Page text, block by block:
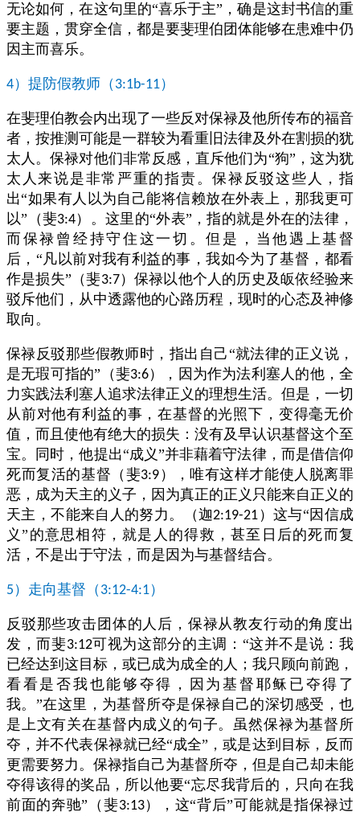
无论如何，在这句里的“喜乐于主”，确是这封书信的重
要主题，贯穿全信，都是要斐理伯团体能够在患难中仍
因主而喜乐。
4）提防假教师（ 3:1b-11）
在斐理伯教会内出现了一些反对保禄及他所传布的福音
者，按推测可能是一群较为看重旧法律及外在割损的犹
太人。保禄对他们非常反感，直斥他们为“狗”，这为犹
太人来说是非常严重的指责。保禄反驳这些人，指
出“如果有人以为自己能将信赖放在外表上，那我更可
以”（斐3:4）。这里的“外表”，指的就是外在的法律，
而保禄曾经持守住这一切。但是，当他遇上基督
后，“凡以前对我有利益的事，我如今为了基督，都看
作是损失”（斐3:7）保禄以他个人的历史及皈依经验来
驳斥他们，从中透露他的心路历程，现时的心态及神修
取向。
保禄反驳那些假教师时，指出自己“就法律的正义说，
是无瑕可指的”（斐3:6），因为作为法利塞人的他，全
力实践法利塞人追求法律正义的理想生活。但是，一切
从前对他有利益的事，在基督的光照下，变得毫无价
值，而且使他有绝大的损失：没有及早认识基督这个至
宝。同时，他提出“成义”并非藉着守法律，而是借信仰
死而复活的基督（斐3:9 ），唯有这样才能使人脱离罪
恶，成为天主的义子，因为真正的正义只能来自正义的
天主，不能来自人的努力。（迦2:19-21 ）这与“因信成
义”的意思相符，就是人的得救，甚至日后的死而复
活，不是出于守法，而是因为与基督结合。
5 ）走向基督（ 3:12-4:1）
反驳那些攻击团体的人后，保禄从教友行动的角度出
发，而斐3:12可视为这部分的主调：“这并不是说：我
已经达到这目标，或已成为成全的人；我只顾向前跑，
看看是否我也能够夺得，因为基督耶稣已夺得了
我。”在这里，为基督所夺是保禄自己的深切感受，也
是上文有关在基督内成义的句子。虽然保禄为基督所
夺，并不代表保禄就已经“成全”，或是达到目标，反而
更需要努力。保禄指自己为基督所夺，但是自己却未能
夺得该得的奖品，所以他要“忘尽我背后的，只向在我
前面的奔驰”（斐3:13），这“背后”可能就是指保禄过